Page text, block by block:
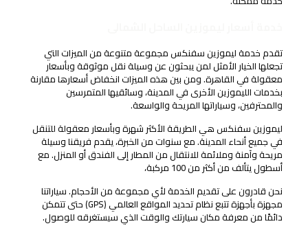
تقدم خدمة ليموزين سفنكس مجموعة متنوعة من الميزات التي
تجعلها الخيار الأمثل لمن يبحثون عن وسيلة نقل موثوقة وبأسعار
معقولة في القاهرة. ومن بين هذه الميزات انخفاض أسعارها مقارنة
بخدمات الليموزين الأخرى في المدينة، وسائقيها المتمرسين
والمحترفين، وسياراتها المريحة والواسعة.
ليموزين سفنكس هي الطريقة الأكثر شهرة وبأسعار معقولة للتنقل
في جميع أنحاء المدينة. مع سنوات من الخبرة، يقدم فريقنا وسيلة
مريحة وآمنة وملائمة للانتقال من المطار إلى الفندق أو المنزل. مع
أسطول يتألف من أكثر من 100 مركبة،
نحن قادرون على تقديم الخدمة لأي مجموعة من الأحجام. سياراتنا
مجهزة بأجهزة تتبع نظام تحديد المواقع العالمي (GPS) حتى تتمكن
دائمًا من معرفة مكان سيارتك والوقت الذي سيستغرقه للوصول.